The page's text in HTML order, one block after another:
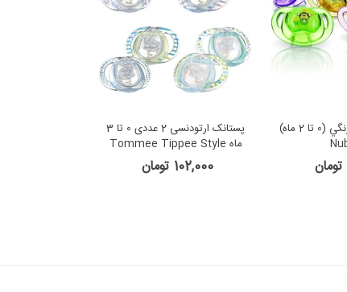
پستانک سيليكون رنگي (0 تا 2 ماه)
پستانک ارتودنسی 2 عددی 0 تا 3
ماه Tommee Tippee Style
102,000 تومان